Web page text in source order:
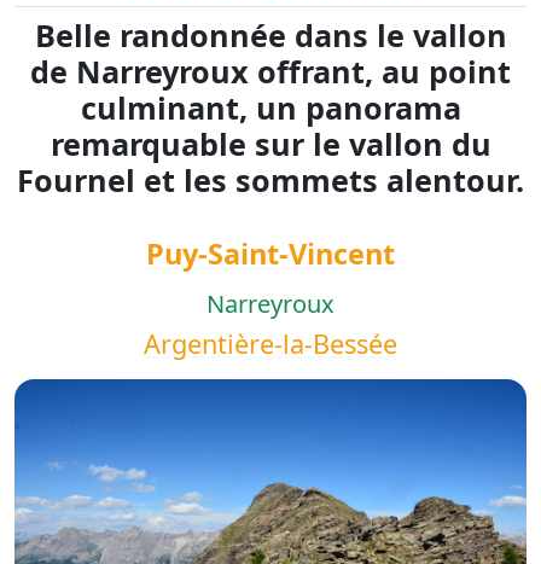
Belle randonnée dans le vallon
de Narreyroux offrant, au point
culminant, un panorama
remarquable sur le vallon du
Fournel et les sommets alentour.
Puy-Saint-Vincent
Narreyroux
Argentière-la-Bessée